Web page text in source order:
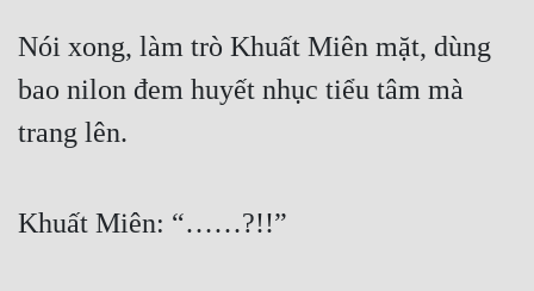
Đẹp
Đẹp Hiệp
Nói xong, làm trò Khuất Miên mặt, dùng
bao nilon đem huyết nhục tiểu tâm mà
trang lên.
Khuất Miên: “……?!!”